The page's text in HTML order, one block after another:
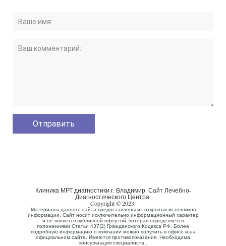
Клиника МРТ диагностики г. Владимир. Сайт Лечебно-
Диагностического Центра.
Copyright © 2023.
Материалы данного сайта предоставлены из открытых источников
информации. Сайт носит исключительно информационный характер
и не является публичной офертой, которая определяется
положениями Статьи 437(2) Гражданского Кодекса РФ. Более
подробную информацию о компании можно получить в офисе и на
официальном сайте. Имеются противопоказания. Необходима
консультация специалиста..